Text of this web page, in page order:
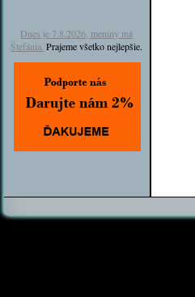
Dnes je 7.8.2026, meniny má
Štefánia. Prajeme všetko nejlepšie.